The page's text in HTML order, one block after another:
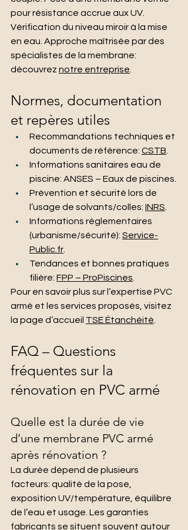
pour résistance accrue aux UV.
Vérification du niveau miroir à la mise
en eau. Approche maîtrisée par des
spécialistes de la membrane:
découvrez notre entreprise
Normes, documentation
et repères utiles
Recommandations techniques et
documents de référence: CSTB
Informations sanitaires eau de
piscine: ANSES – Eaux de piscines.
Prévention et sécurité lors de
l’usage de solvants/colles: INRS
Informations réglementaires
(urbanisme/sécurité): Service-
Public.fr
Tendances et bonnes pratiques
filière: FPP – ProPiscines
Pour en savoir plus sur l’expertise PVC
armé et les services proposés, visitez
la page d’accueil TSE Étanchéité
FAQ – Questions
fréquentes sur la
rénovation en PVC armé
Quelle est la durée de vie
d’une membrane PVC armé
après rénovation ?
La durée dépend de plusieurs
facteurs: qualité de la pose,
exposition UV/température, équilibre
de l’eau et usage. Les garanties
fabricants se situent souvent autour